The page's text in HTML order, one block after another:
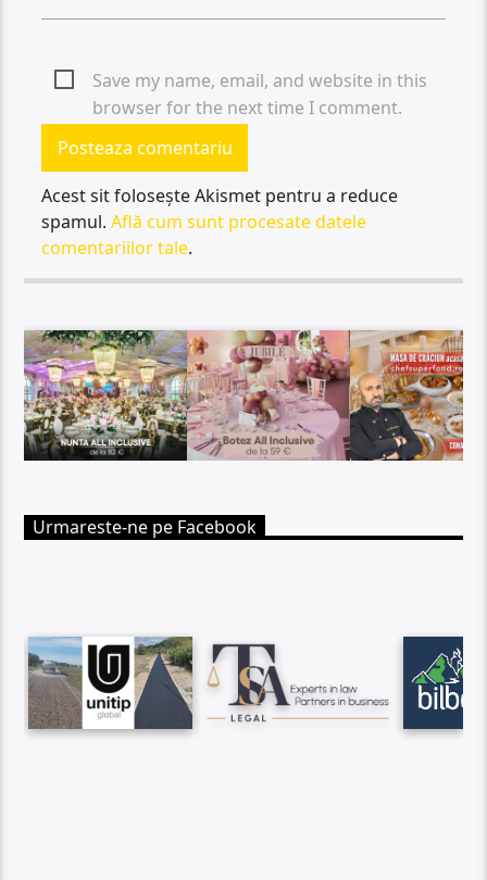
Save my name, email, and website in this
browser for the next time I comment.
Acest sit folosește Akismet pentru a reduce
spamul.Află cum sunt procesate datele
comentariilor tale.
Urmareste-ne pe Facebook